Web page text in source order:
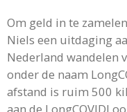
Om geld in te
Niels een uitdaging
Nederland wandelen
onder de naam
afstand is ruim 500